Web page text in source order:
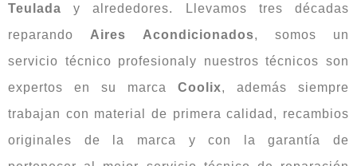
Teuladay alrededores. Llevamos tres décadas
reparando Aires Acondicionados, somos un
servicio técnico profesionaly nuestros técnicos son
expertos en su marca Coolix, además siempre
trabajan con material de primera calidad, recambios
originales de la marca y con la garantía de